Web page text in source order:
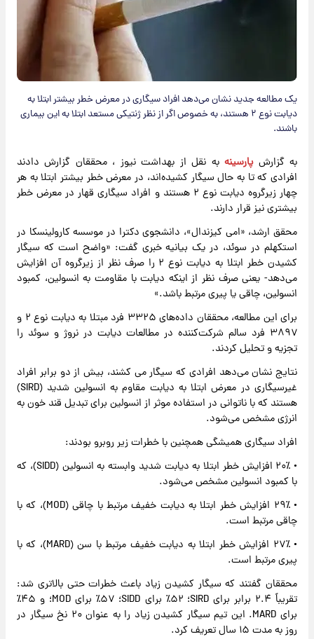
یک مطالعه جدید نشان می‌دهد افراد سیگاری در معرض خطر بیشتر ابتلا به
دیابت نوع ۲ هستند، به خصوص اگر از نظر ژنتیکی مستعد ابتلا به این بیماری
باشند.
به گزارش پارسینهبه نقل از بهداشت نیوز ، محققان گزارش دادند
افرادی که تا به حال سیگار کشیده‌اند، در معرض خطر بیشتر ابتلا به هر
چهار زیرگروه دیابت نوع ۲ هستند و افراد سیگاری قهار در معرض خطر
بیشتری نیز قرار دارند.
محقق ارشد، «امی کیزندال»، دانشجوی دکترا در موسسه کارولینسکا در
استکهلم در سوئد، در یک بیانیه خبری گفت: «واضح است که سیگار
کشیدن خطر ابتلا به دیابت نوع ۲ را صرف نظر از زیرگروه آن افزایش
می‌دهد- یعنی صرف نظر از اینکه دیابت با مقاومت به انسولین، کمبود
انسولین، چاقی یا پیری مرتبط باشد.»
برای این مطالعه، محققان داده‌های ۳۳۲۵ فرد مبتلا به دیابت نوع ۲ و
۳۸۹۷ فرد سالم شرکت‌کننده در مطالعات دیابت در نروژ و سوئد را
تجزیه و تحلیل کردند.
نتایج نشان می‌دهد افرادی که سیگار می کشند، بیش از دو برابر افراد
غیرسیگاری در معرض ابتلا به دیابت مقاوم به انسولین شدید (SIRD)
هستند که با ناتوانی در استفاده موثر از انسولین برای تبدیل قند خون به
انرژی مشخص می‌شود.
افراد سیگاری همیشگی همچنین با خطرات زیر روبرو بودند:
• ۲۰٪ افزایش خطر ابتلا به دیابت شدید وابسته به انسولین (SIDD)، که
با کمبود انسولین مشخص می‌شود.
• ۲۹٪ افزایش خطر ابتلا به دیابت خفیف مرتبط با چاقی (MOD)، که با
چاقی مرتبط است.
• ۲۷٪ افزایش خطر ابتلا به دیابت خفیف مرتبط با سن (MARD)، که با
پیری مرتبط است.
محققان گفتند که سیگار کشیدن زیاد باعث خطرات حتی بالاتری شد:
تقریباً ۲.۴ برابر برای SIRD؛ ۵۲٪ برای SIDD؛ ۵۷٪ برای MOD؛ و ۴۵٪
برای MARD. این تیم سیگار کشیدن زیاد را به عنوان ۲۰ نخ سیگار در
روز به مدت ۱۵ سال تعریف کرد.